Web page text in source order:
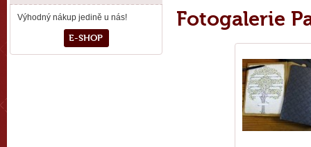
Fotogalerie
Výhodný nákup jedině u nás!
E-SHOP